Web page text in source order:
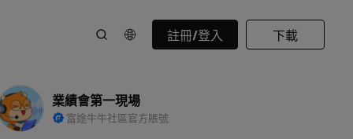
註冊/登入 下載
業績會第一現場
富途牛牛社區官方賬號